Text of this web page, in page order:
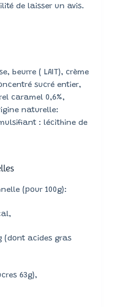
de laisser un avis.
beurre ( LAIT), crème
sucré entier,
caramel 0,6%,
naturelle:
: lécithine de
(pour 100g):
(dont acides gras
63g),